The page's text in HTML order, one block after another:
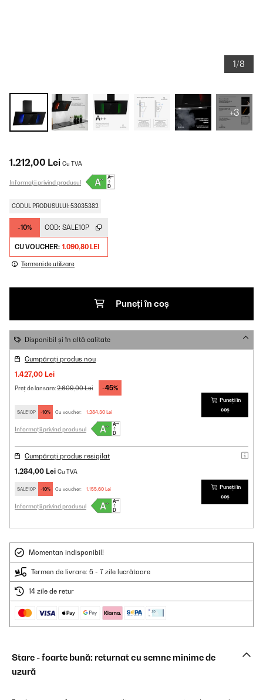
1/8
+3
1.212,00 Lei Cu TVA
Informații privind produsul
CODUL PRODUSULUI: 53035382
-10% COD: SALE10P
CU VOUCHER: 1.090,80 LEI
Termeni de utilizare
Puneți în coș
Disponibil și în altă calitate
Cumpărați produs nou
1.427,00 Lei
Preț de lansare:2.609,00 Lei -45%
SALE10P -10% Cu voucher: 1.284,30 Lei
Informații privind produsul
Puneți în
coș
Cumpărați produs resigilat
1.284,00 Lei Cu TVA
SALE10P -10% Cu voucher: 1.155,60 Lei
Informații privind produsul
Puneți în
coș
Momentan indisponibil!
Termen de livrare: 5 - 7 zile lucrătoare
14 zile de retur
Stare - foarte bună: returnat cu semne minime de
uzură